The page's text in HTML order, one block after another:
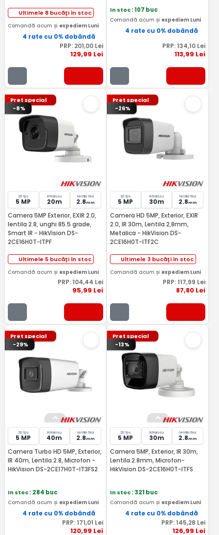
Ultimele 8 bucăți în stoc
Comandă acum și expediem Luni
4 rate cu 0% dobândă
PRP: 201,00Lei
129,99 Lei
In stoc: 107 buc
Comandă acum și expediem Luni
4 rate cu 0% dobândă
PRP: 134,10 Lei
113,99 Lei
Pret special
-8%
20 fps
5 MP
Infrarosu
20m
lentila fixa
2.8mm
Camera 5MP Exterior, EXIR 2.0,
lentila 2.8, unghi 85.5 grade,
Smart IR - HikVision DS-
2CE16H0T-ITPF
Ultimele 5 bucăți în stoc
Comandă acum și expediem Luni
PRP: 104,44 Lei
95,99 Lei
Pret special
-26%
20 fps
5 MP
Infrarosu
30m
lentila fixa
2.8mm
Camera HD 5MP, Exterior, EXIR
2.0, IR 30m, Lentila 2,8mm,
Metalica - HikVision DS-
2CE16H0T-ITF2C
Ultimele 3 bucăți în stoc
Comandă acum și expediem Luni
PRP: 117,99 Lei
87,80 Lei
Pret special
-29%
20 fps
5 MP
Infrarosu
40m
lentila fixa
2.8mm
Camera Turbo HD 5MP, Exterior,
IR 40m, Lentila 2.8, Microfon -
HikVision DS-2CE17H0T-IT3FS2
In stoc: 284 buc
Comandă acum și expediem Luni
4 rate cu 0% dobândă
PRP: 171,01 Lei
120,99 Lei
Pret special
-13%
20 fps
5 MP
Infrarosu
30m
lentila fixa
2.8mm
Camera 5MP, Exterior, IR 30m,
Lentila 2.8mm, Microfon-
HikVision DS-2CE16H0T-ITFS
In stoc: 321 buc
Comandă acum și expediem Luni
4 rate cu 0% dobândă
PRP: 145,28 Lei
126,99 Lei